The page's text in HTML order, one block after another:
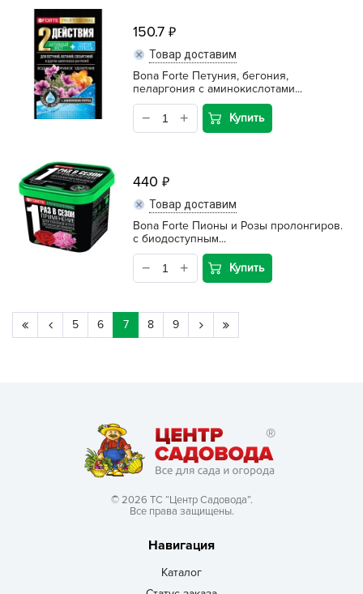
150.7
Товар доставим
Bona Forte Петуния, бегония,
пеларгония с аминокислотами...
Купить
440
Товар доставим
Bona Forte Пионы и Розы пролонгиров.
с биодоступным...
Купить
5 6 7 8 9
© 2026 ТС “Центр Садовода”.
Все права защищены.
Навигация
Каталог